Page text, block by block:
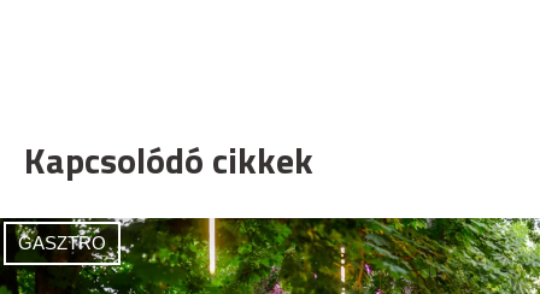
Kapcsolódó cikkek
GASZTRO